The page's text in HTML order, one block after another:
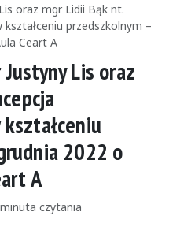
oraz mgr Lidii Bąk nt.
przedszkolnym –
Ceart A
Lis oraz
2022 o
A
czytania:czytania